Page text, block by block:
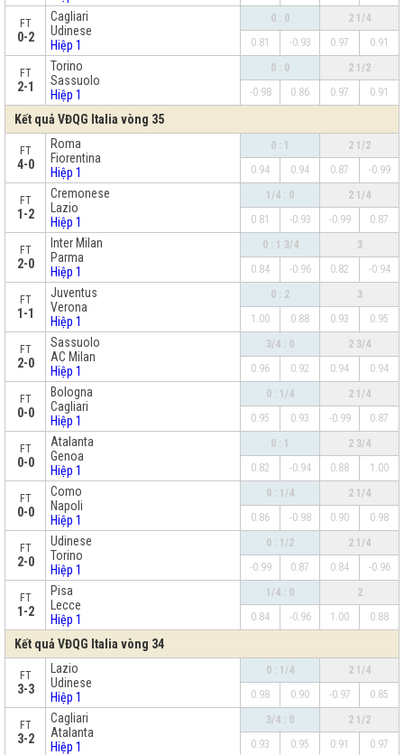
FT
0-2
Cagliari
Udinese
Hiệp 1
0 : 0
2 1/4
0.81
-0.93 0.97 0.91
FT
2-1
Torino
Sassuolo
Hiệp 1
0 : 0
2 1/2
-0.98
0.86 0.97 0.91
Kết quả VĐQG Italia vòng 35
FT
4-0
Roma
Fiorentina
Hiệp 1
0 : 1
2 1/2
0.94
0.94 0.87 -0.99
FT
1-2
Cremonese
Lazio
Hiệp 1
1/4 : 0
2 1/4
0.81
-0.93 -0.99 0.87
FT
2-0
Inter Milan
Parma
Hiệp 1
0 : 1 3/4
3
0.84
-0.96 0.82 -0.94
FT
1-1
Juventus
Verona
Hiệp 1
0 : 2
3
1.00
0.88 0.93 0.95
FT
2-0
Sassuolo
AC Milan
Hiệp 1
3/4 : 0
2 3/4
0.96
0.92 0.94 0.94
FT
0-0
Bologna
Cagliari
Hiệp 1
0 : 1/4
2 1/4
0.95
0.93 -0.99 0.87
FT
0-0
Atalanta
Genoa
Hiệp 1
0 : 1
2 3/4
0.82
-0.94 0.88 1.00
FT
0-0
Como
Napoli
Hiệp 1
0 : 1/4
2 1/4
0.86
-0.98 0.90 0.98
FT
2-0
Udinese
Torino
Hiệp 1
0 : 1/2
2 1/4
-0.99
0.87 0.84 -0.96
FT
1-2
Pisa
Lecce
Hiệp 1
1/4 : 0
2
0.84
-0.96 1.00 0.88
Kết quả VĐQG Italia vòng 34
FT
3-3
Lazio
Udinese
Hiệp 1
0 : 1/4
2 1/4
0.98
0.90 -0.97 0.85
FT
3-2
Cagliari
Atalanta
Hiệp 1
3/4 : 0
2 1/2
0.93
0.95 0.91 0.97